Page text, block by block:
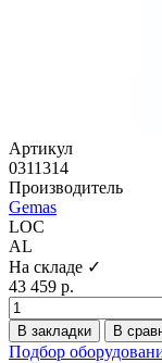
Артикул
0311314
Производитель
Gemas
LOC
AL
На складе ✓
43 459 р.
В закладки
В
Подбор